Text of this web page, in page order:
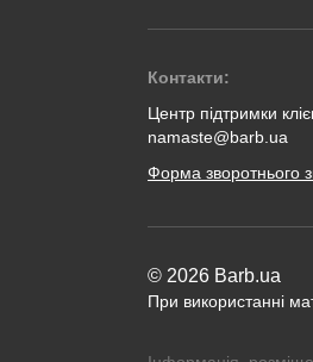
Контакти:
Центр підтримки
namaste@barb.ua
Форма зворотнього
© 2026 Barb.ua
При використанні